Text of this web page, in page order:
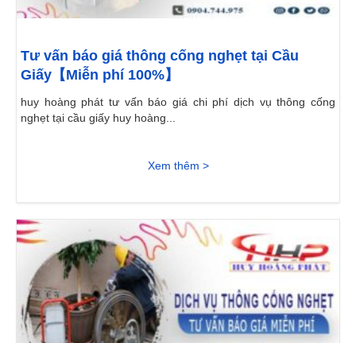
Tư vấn báo giá thông cống nghẹt tại Cầu
Giấy【Miễn phí 100%】
huy hoàng phát tư vấn báo giá chi phí dịch vụ thông cống
nghẹt tại cầu giấy huy hoàng...
Xem thêm >